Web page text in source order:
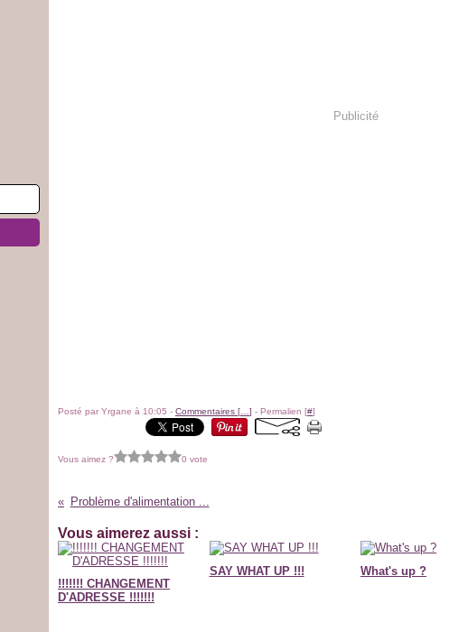
Publicité
Posté par Yrgane à 10:05 - Commentaires [ ] - Permalien [#]
Vous aimez ? 0 vote
Problème d'alimentation ...
Vous aimerez aussi :
!!!!!!! CHANGEMENT
D'ADRESSE !!!!!!!
SAY WHAT UP !!!
What's up ?